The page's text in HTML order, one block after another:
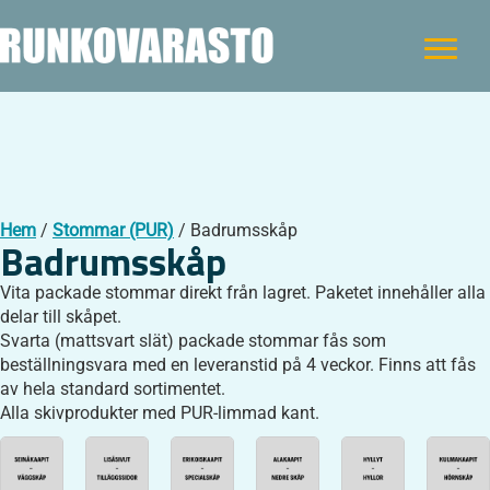
Hem / Stommar (PUR) / Badrumsskåp
Badrumsskåp
Vita packade stommar direkt från lagret. Paketet innehåller alla
delar till skåpet.
Svarta (mattsvart slät) packade stommar fås som
beställningsvara med en leveranstid på 4 veckor. Finns att fås
av hela standard sortimentet.
Alla skivprodukter med PUR-limmad kant.